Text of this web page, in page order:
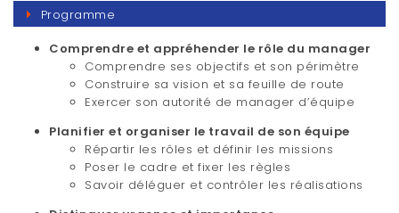
Programme
Comprendre et appréhender le rôle du manager
Comprendre ses objectifs et son périmètre
Construire sa vision et sa feuille de route
Exercer son autorité de manager d’équipe
Planifier et organiser le travail de son équipe
Répartir les rôles et définir les missions
Poser le cadre et fixer les règles
Savoir déléguer et contrôler les réalisations